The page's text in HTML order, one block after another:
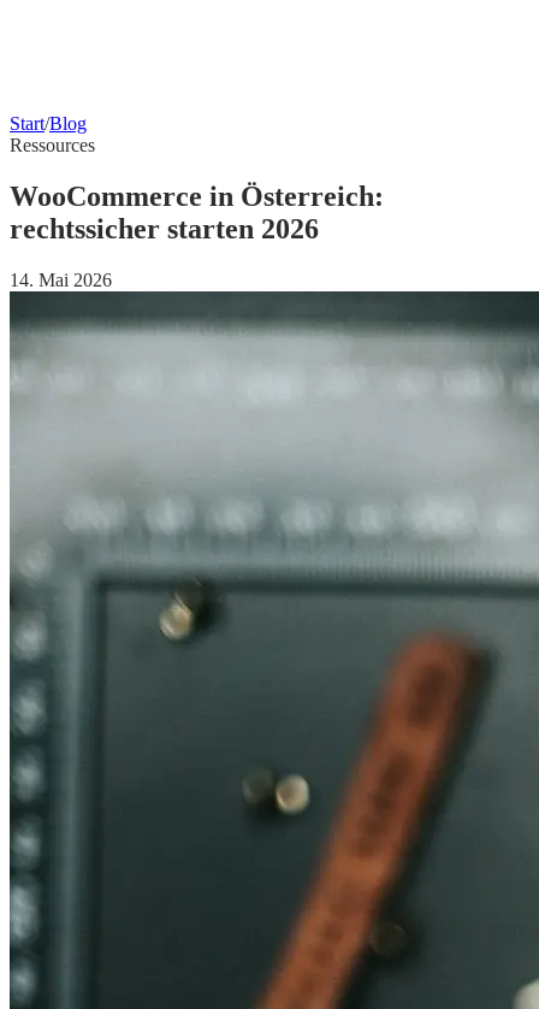
Start/Blog
Ressources
WooCommerce in Österreich:
rechtssicher starten 2026
14. Mai 2026